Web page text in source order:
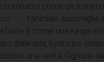
come un tronco
– … l’animale assomiglia
è come una lunga e
dalle urla, il principe
una verità. Ognuno